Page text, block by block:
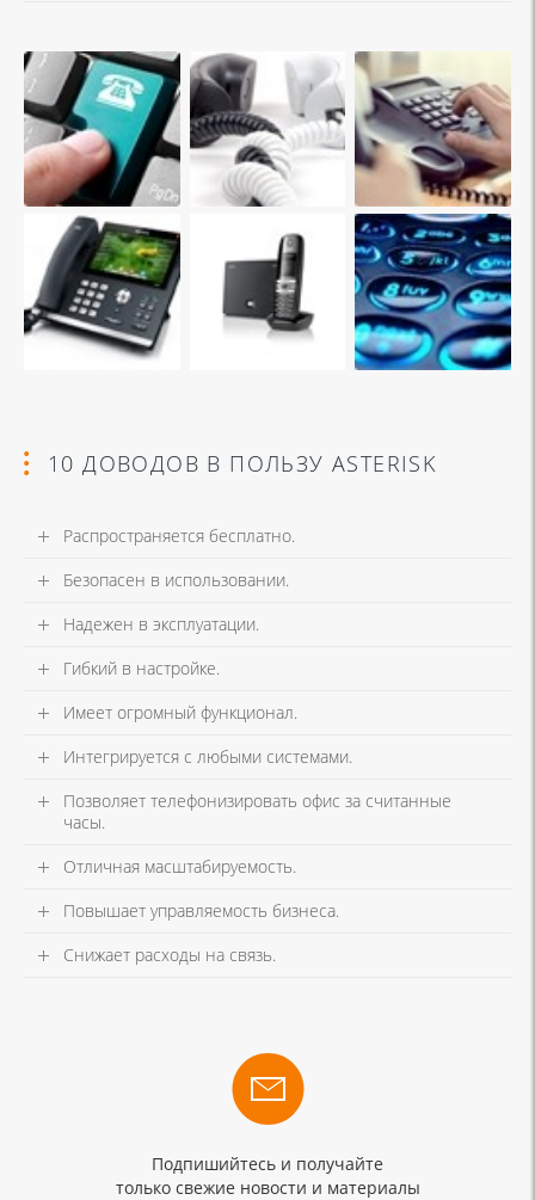
10 ДОВОДОВ В ПОЛЬЗУ ASTERISK
Распространяется бесплатно.
Безопасен в использовании.
Надежен в эксплуатации.
Гибкий в настройке.
Имеет огромный функционал.
Интегрируется с любыми системами.
Позволяет телефонизировать офис за считанные
часы.
Отличная масштабируемость.
Повышает управляемость бизнеса.
Снижает расходы на связь.
Подпишийтесь и получайте
только свежие новости и материалы